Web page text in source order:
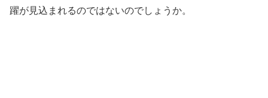
躍が見込まれるのではないのでしょうか。